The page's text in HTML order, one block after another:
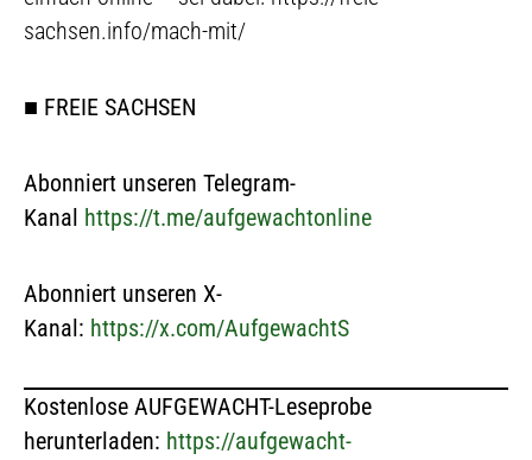
sachsen.info/mach-mit/
■ FREIE SACHSEN
Abonniert unseren Telegram-
Kanal https://t.me/aufgewachtonline
Abonniert unseren X-
Kanal: https://x.com/AufgewachtS
Kostenlose AUFGEWACHT-Leseprobe
herunterladen: https://aufgewacht-